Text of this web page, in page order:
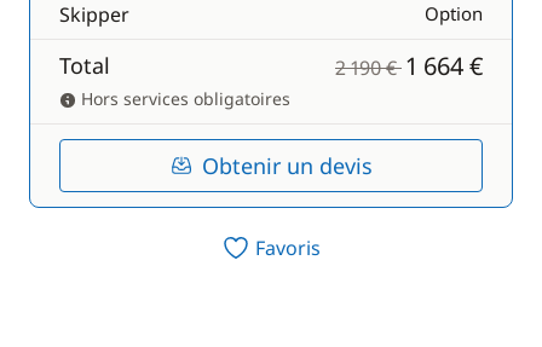
Skipper Option
Total 2 190 €1 664 €
Hors services obligatoires
Obtenir un devis
Favoris